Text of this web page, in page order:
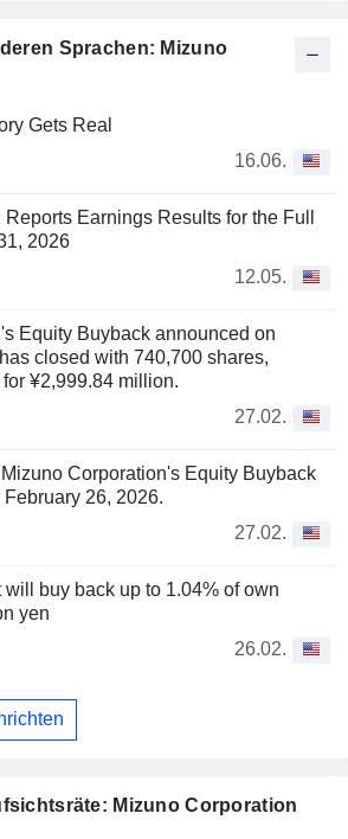
Sprachen: Mizuno
Gets Real
16.06.
Earnings Results for the Full
2026
12.05.
Equity Buyback announced on
closed with 740,700 shares,
¥2,999.84 million.
27.02.
Corporation's Equity Buyback
26, 2026.
27.02.
will buy back up to 1.04% of own
yen
26.02.
Mizuno Corporation